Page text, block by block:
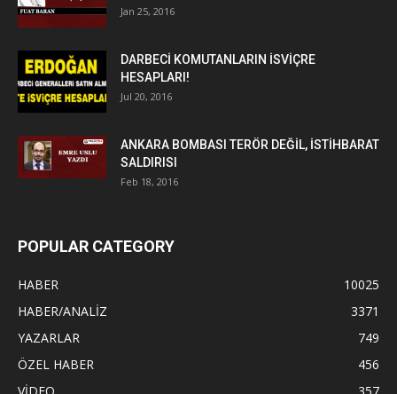
Jan 25, 2016
DARBECİ KOMUTANLARIN İSVİÇRE
HESAPLARI!
Jul 20, 2016
ANKARA BOMBASI TERÖR DEĞİL, İSTİHBARAT
SALDIRISI
Feb 18, 2016
POPULAR CATEGORY
HABER
10025
HABER/ANALİZ
3371
YAZARLAR
749
ÖZEL HABER
456